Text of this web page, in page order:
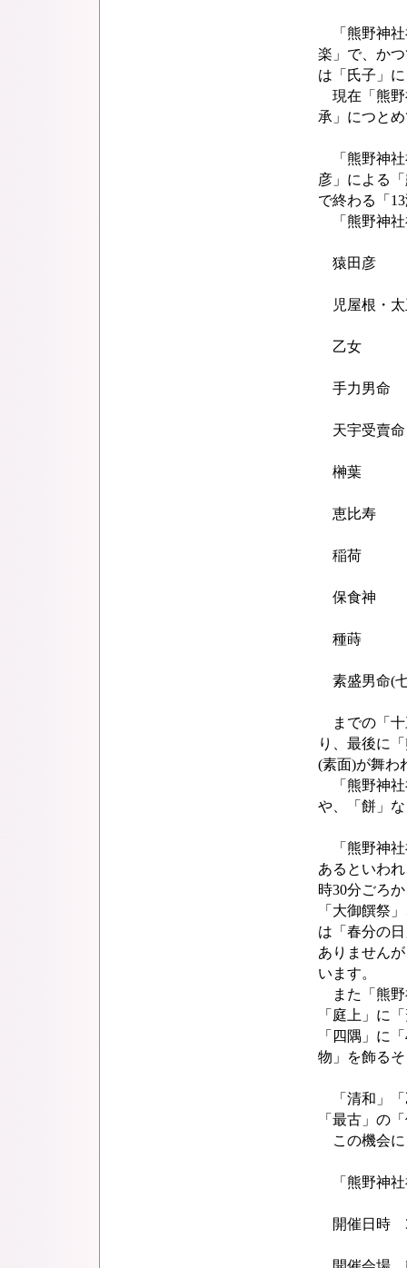
「熊野神社
楽」で、か
は「氏子」
現在「熊野
承」につと
「熊野神社
彦」による
で終わる「
「熊野神社
猿田彦
児屋根・太
乙女
手力男命
天宇受賣命
榊葉
恵比寿
稲荷
保食神
種蒔
素盛男命(
までの「十
り、最後に
(素面)が舞わ
「熊野神社
や、「餅」
「熊野神社
あるといわ
時30分ごろ
「大御饌祭
は「春分の
ありません
います。
また「熊野
「庭上」に
「四隅」に
物」を飾る
「清和」「
「最古」の
この機会に
「熊野神社
開催日時 3